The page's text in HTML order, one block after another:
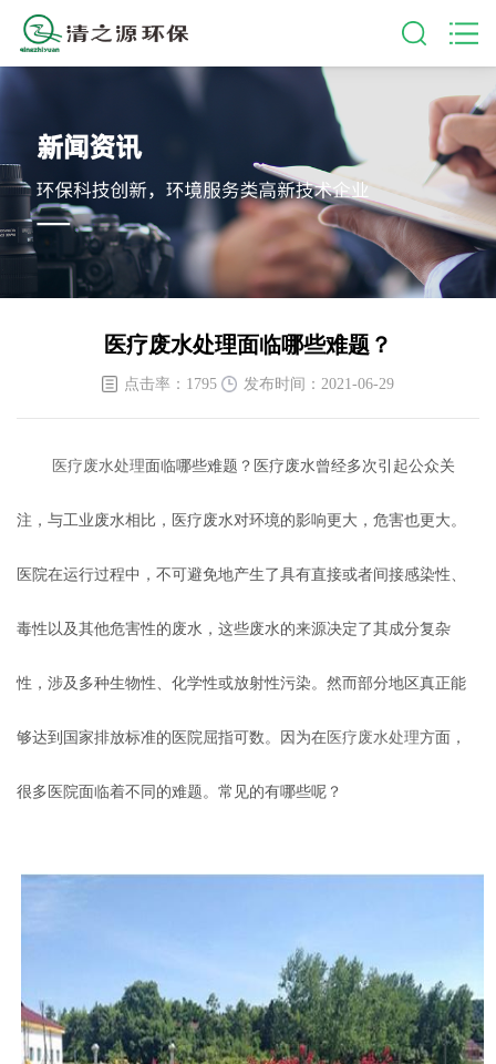
医疗废水处理面临哪些难题？
点击率：1795 发布时间：2021-06-29
医疗废水处理面临哪些难题？医疗废水曾经多次引起公众关
注，与工业废水相比，医疗废水对环境的影响更大，危害也更大。
医院在运行过程中，不可避免地产生了具有直接或者间接感染性、
毒性以及其他危害性的废水，这些废水的来源决定了其成分复杂
性，涉及多种生物性、化学性或放射性污染。然而部分地区真正能
够达到国家排放标准的医院屈指可数。因为在医疗废水处理方面，
很多医院面临着不同的难题。常见的有哪些呢？